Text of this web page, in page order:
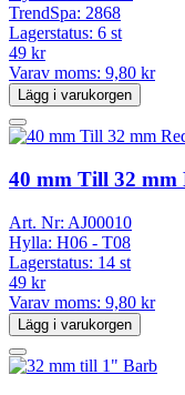
TrendSpa: 2868
Lagerstatus: 6 st
49 kr
Varav moms: 9,80 kr
Lägg i varukorgen
40 mm Till 32 mm
Art. Nr: AJ00010
Hylla: H06 - T08
Lagerstatus: 14 st
49 kr
Varav moms: 9,80 kr
Lägg i varukorgen